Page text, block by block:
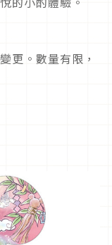
更。數量有限，